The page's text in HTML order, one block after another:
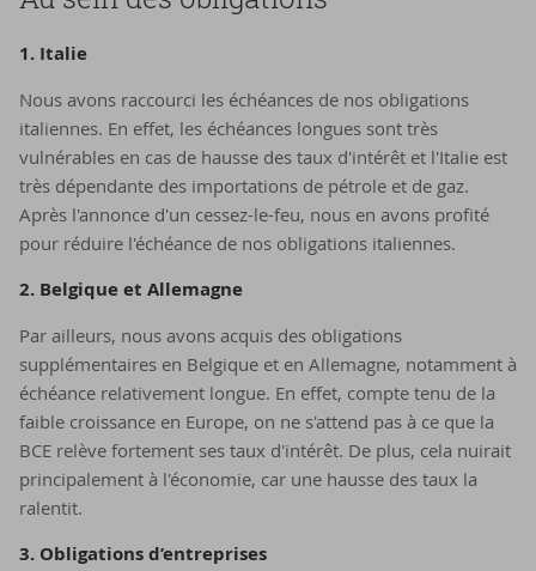
1. Ita­lie
Nous avons raccourci les échéances de nos obligations
italiennes. En effet, les échéances longues sont très
vulnérables en cas de hausse des taux d'intérêt et l'Italie est
très dépendante des importations de pétrole et de gaz.
Après l'annonce d'un cessez-le-feu, nous en avons profité
pour réduire l'échéance de nos obligations italiennes.
2. Bel­gique et Al­le­magne
Par ailleurs, nous avons acquis des obligations
supplémentaires en Belgique et en Allemagne, notamment à
échéance relativement longue. En effet, compte tenu de la
faible croissance en Europe, on ne s'attend pas à ce que la
BCE relève fortement ses taux d'intérêt. De plus, cela nuirait
principalement à l'économie, car une hausse des taux la
ralentit.
3. Obli­ga­tions d’en­tre­prises